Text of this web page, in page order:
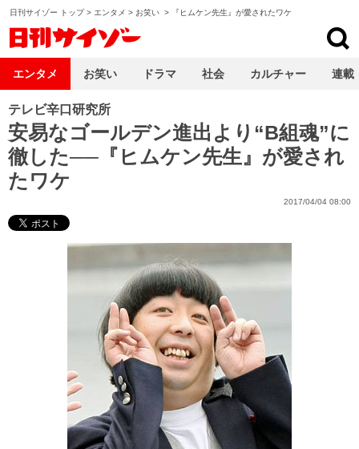
日刊サイゾー トップ> エンタメ > お笑い > 『ヒムケン先生』が愛されたワケ
テレビ辛口研究所
安易なゴールデン進出より“B組魂”に
徹した──『ヒムケン先生』が愛され
たワケ
2017/04/04 08:00
エンタメ お笑い ドラマ 社会 カルチャー 連載